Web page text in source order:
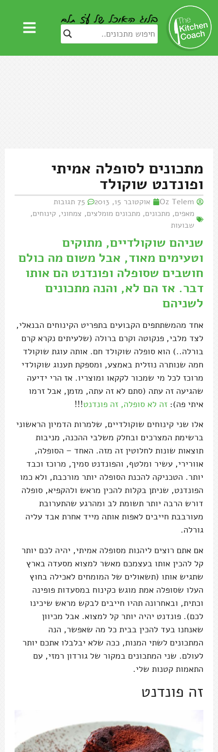
מתכונים לסופלה אמיתי
ופונדנט שוקולד
Oz Telem אוקטובר 15, 2013
75 תגובות
מאפים, מתכונים, מתכונים מומלצים, צמחוני, קינוחים,
שבועות
שניהם שוקולדיים, מתוקים
וטעימים מאוד, אבל משום מה כולם
חושבים שסופלה ופונדנט הם אותו
דבר. אז הם לא, והנה מתכונים
לשניהם
אחד מהמשתתפים הקבועים בתפריט הקינוחים הבנאלי,
לצד מלבי, פנקוטה וקרם ברולה (שלעיתים נקרא קרם
בורלה..) הוא סופלה שוקולד חם. אותה עוגת שוקולד
חמה שנותרה נוזלית באמצע, ומספקת תענוג שוקולדי
מרוכז לכל מי שמכור לקקאו ומוצריו. אז הרי ידיעה
שהגיעה זה עתה (סתם לא זה עתה, מזמן, אבל זרמו
איתי פה): זה לא סופלה, זה פונדנט!!!
אלו שני קינוחים שוקולדיים, שלמרות הדמיון הראשוני
ברשימת המצרכים ובחלק משלבי ההכנה, מניבות
תוצאות שונות לחלוטין זה מזה. האחד – הסופלה,
אוורירי, עשיר ומלטף, והפונדנט סמיך, מרוכז וכבד
יותר. הטכניקה להכנת הסופלה יותר מורכבת, ולא כמו
הפונדנט, שניתן בקלות להכין מראש ולהקפיא, סופלה
דורש הרבה יותר תשומת לב ומהרגע שהתערובת
מעורבבת חייבים לאפות אותה מייד אחרת אבד עליה
גורלה.
אם אתם רוצים ליהנות מסופלה אמיתי, יהיה לכם יותר
קל להכין אותו בעצמכם מאשר למצוא מסעדה בארץ
שתגיש אותו (תשאולים של המומחים לאכילה בחוץ
העלו שסופלה אמת מוגש כקינוח במסעדות פופינה
וכתית, ובאחרונה תהיו חייבים לבקש מראש שיכינו
לכם). פונדנט יהיה יותר קל למצוא. אבל מכיוון
שאנחנו בעד להכין בבית כל מה שאפשר, הנה
המתכונים לשתי המנות, ככה שלא יבלבלו אתכם יותר
לעולם. שני המתכונים במקור של גורדון רמזי, עם
התאמות קטנות שלי.
זה פונדנט